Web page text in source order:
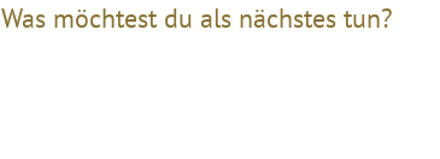
Was möchtest du als nächstes tun?